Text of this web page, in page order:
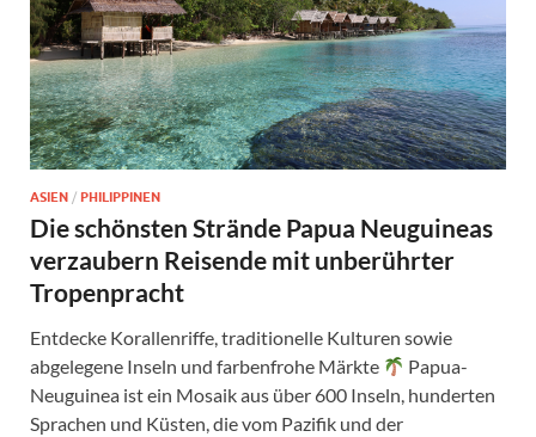
ASIEN / PHILIPPINEN
Die schönsten Strände Papua Neuguineas
verzaubern Reisende mit unberührter
Tropenpracht
Entdecke Korallenriffe, traditionelle Kulturen sowie
abgelegene Inseln und farbenfrohe Märkte
Papua-
Neuguinea ist ein Mosaik aus über 600 Inseln, hunderten
Sprachen und Küsten, die vom Pazifik und der